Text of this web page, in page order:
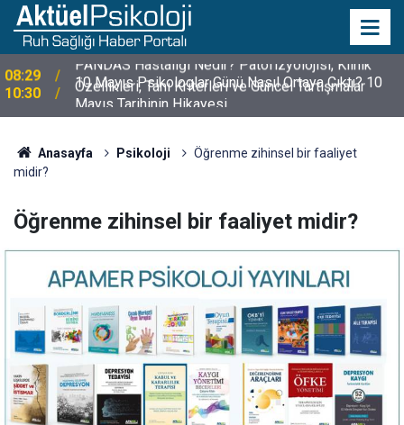
10:30
10 Mayıs Psikologlar Günü Nasıl Ortaya Çıktı? 10
Mayıs Tarihinin Hikayesi
Anasayfa Psikoloji
Öğrenme zihinsel bir faaliyet
midir?
Öğrenme zihinsel bir faaliyet midir?